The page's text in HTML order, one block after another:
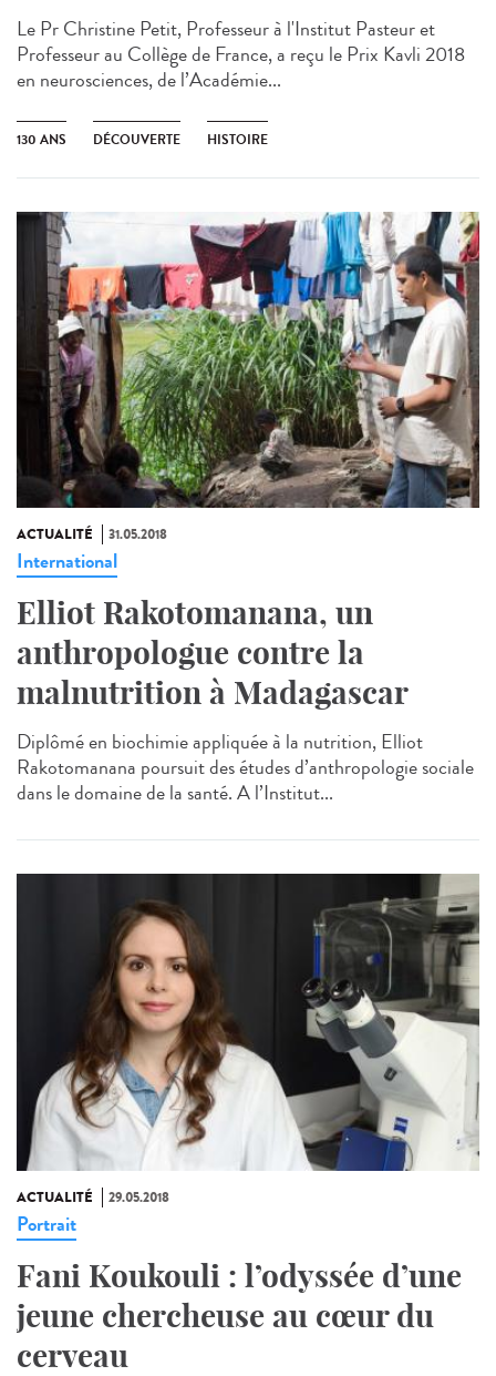
Le Pr Christine Petit, Professeur à l'Institut Pasteur et
Professeur au Collège de France, a reçu le Prix Kavli 2018
en neurosciences, de l’Académie...
130 ANS DÉCOUVERTE HISTOIRE
ACTUALITÉ 31.05.2018
International
Elliot Rakotomanana, un
anthropologue contre la
malnutrition à Madagascar
Diplômé en biochimie appliquée à la nutrition, Elliot
Rakotomanana poursuit des études d’anthropologie sociale
dans le domaine de la santé. A l’Institut...
ACTUALITÉ 29.05.2018
Portrait
Fani Koukouli : l’odyssée d’une
jeune chercheuse au cœur du
cerveau